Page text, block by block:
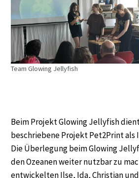
Team Glowing Jellyfish
Beim Projekt Glowing Jellyfish
beschriebene Projekt Pet2Print als
Die Überlegung beim Glowing
den Ozeanen weiter nutzbar zu
entwickelten Ilse, Ida, Christian